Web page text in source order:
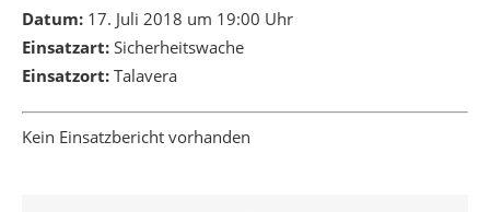
Datum: 17. Juli 2018 um 19:00 Uhr
Einsatzart: Sicherheitswache
Einsatzort: Talavera
Kein Einsatzbericht vorhanden